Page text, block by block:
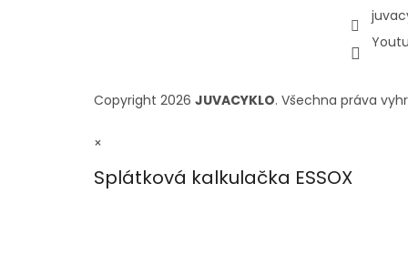
Copyright 2026 JUVACYKLO. Všechna práva
×
Splátková kalkulačka ESSOX